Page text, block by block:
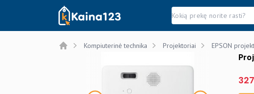
Kaina123.lt
Kompiuterinė technika Projektoriai EPSON